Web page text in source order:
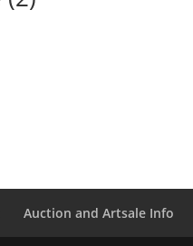
Auction and Artsale Info